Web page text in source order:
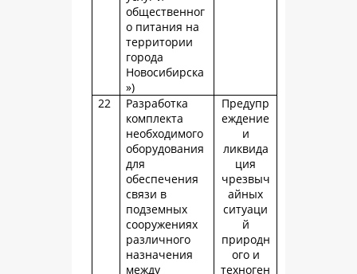
общественног
о питания на
территории
города
Новосибирска
»)
22
Разработка
комплекта
необходимого
оборудования
для
обеспечения
связи в
подземных
сооружениях
различного
назначения
между
Предупр
еждение
и
ликвида
ция
чрезвыч
айных
ситуаци
й
природн
ого и
техноген